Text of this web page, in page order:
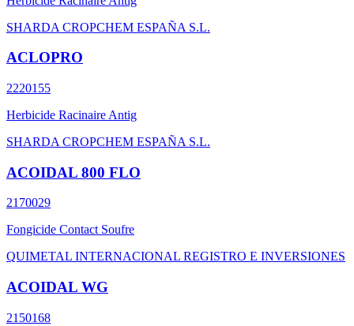
SHARDA CROPCHEM ESPAÑA S.L.
ACLOPRO
2220155
Herbicide Racinaire Antig
SHARDA CROPCHEM ESPAÑA S.L.
ACOIDAL 800 FLO
2170029
Fongicide Contact Soufre
QUIMETAL INTERNACIONAL REGISTRO E INVERSIONES
ACOIDAL WG
2150168